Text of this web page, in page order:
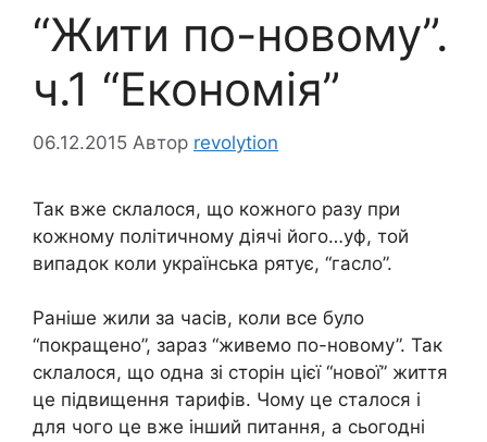
“Жити по-новому”.
ч.1 “Економія”
06.12.2015 Автор revolytion
Так вже склалося, що кожного разу при
кожному політичному діячі його…уф, той
випадок коли українська рятує, “гасло”.
Раніше жили за часів, коли все було
“покращено”, зараз “живемо по-новому”. Так
склалося, що одна зі сторін цієї “нової” життя
це підвищення тарифів. Чому це сталося і
для чого це вже інший питання, а сьогодні